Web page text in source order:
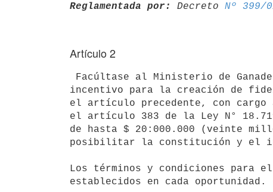
Reglamentada por: Decreto Nº 399/
Artículo 2
incentivo para la creación de
el artículo precedente, con cargo
el artículo 383 de la Ley N°
de hasta $ 20:000.000 (veinte
posibilitar la constitución y el
Los términos y condiciones para